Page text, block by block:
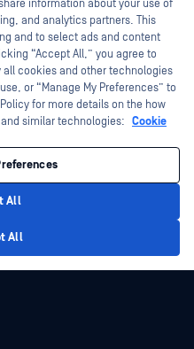
MetaDefender, Metascan,
No Device., OPSWAT , Protecting the
InQuest, das InQuest-Logo,
the Hunt sind Marken von OPSWAT .
jeweiligen Inhaber.
verwalten
information about your use of
and analytics partners. This
and to select ads and content
“Accept All,” you agree to
cookies and other technologies
or “Manage My Preferences” to
for more details on the how
similar technologies: Cookie
All
All
you secure what's critical